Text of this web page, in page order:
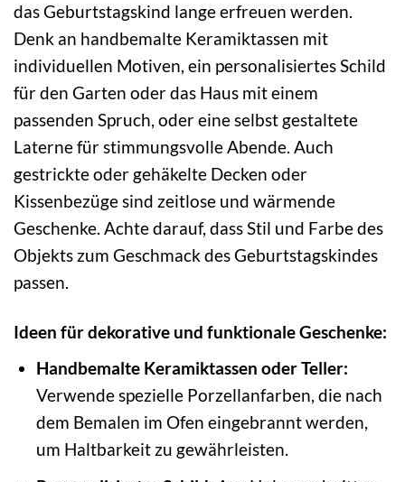
das Geburtstagskind lange erfreuen werden.
Denk an handbemalte Keramiktassen mit
individuellen Motiven, ein personalisiertes Schild
für den Garten oder das Haus mit einem
passenden Spruch, oder eine selbst gestaltete
Laterne für stimmungsvolle Abende. Auch
gestrickte oder gehäkelte Decken oder
Kissenbezüge sind zeitlose und wärmende
Geschenke. Achte darauf, dass Stil und Farbe des
Objekts zum Geschmack des Geburtstagskindes
passen.
Ideen für dekorative und funktionale Geschenke:
Handbemalte Keramiktassen oder Teller:
Verwende spezielle Porzellanfarben, die nach
dem Bemalen im Ofen eingebrannt werden,
um Haltbarkeit zu gewährleisten.